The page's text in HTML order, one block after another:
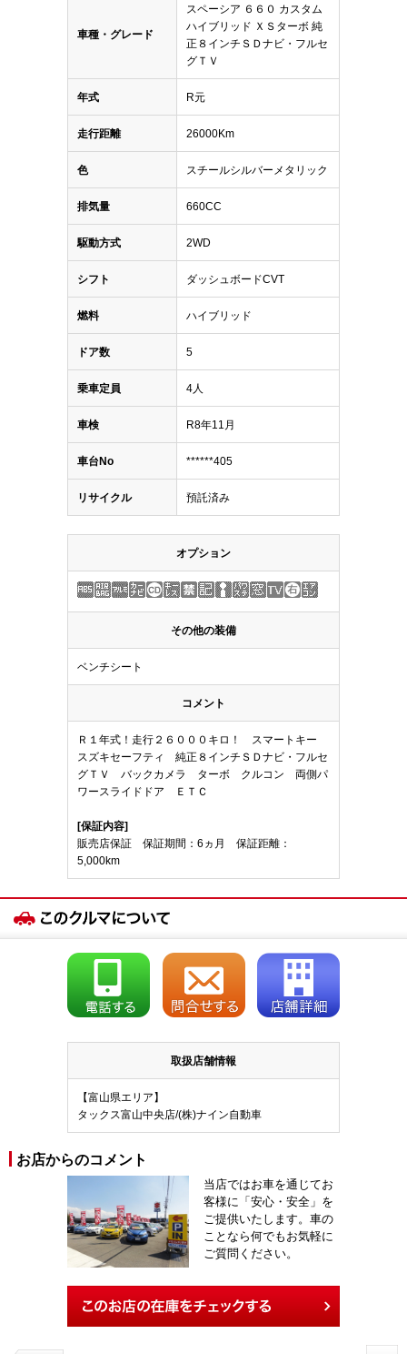
車種・グレード
スペーシア ６６０ カスタム
ハイブリッド ＸＳターボ 純
正８インチＳＤナビ・フルセ
グＴＶ
年式 R元
走行距離 26000Km
色 スチールシルバーメタリック
排気量 660CC
駆動方式 2WD
シフト ダッシュボードCVT
燃料 ハイブリッド
ドア数 5
乗車定員 4人
車検 R8年11月
車台No ******405
リサイクル 預託済み
オプション
その他の装備
ベンチシート
コメント
Ｒ１年式！走行２６０００キロ！ スマートキー
スズキセーフティ 純正８インチＳＤナビ・フルセ
グＴＶ バックカメラ ターボ クルコン 両側パ
ワースライドドア ＥＴＣ
[保証内容]
販売店保証 保証期間：6ヵ月 保証距離：
5,000km
取扱店舗情報
【富山県エリア】
タックス富山中央店/(株)ナイン自動車
お店からのコメント
当店ではお車を通じてお
客様に「安心・安全」を
ご提供いたします。車の
ことなら何でもお気軽に
ご質問ください。